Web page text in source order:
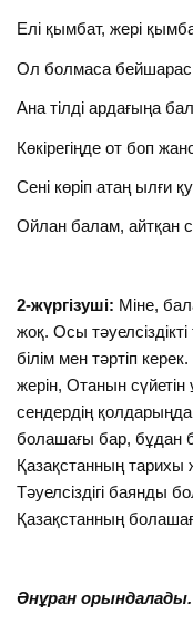
Елі қымбат, жері
Ол болмаса
Ана тілді ардағыңа
Көкірегіңде от боп
Сені көріп атаң ылғи
Ойлан балам, айтқан
2-жүргізуші: Міне,
жоқ. Осы
білім мен тәртіп
жерін, Отанын
сендердің
болашағы бар, бұдан
Қазақстанның тарихы
Тәуелсіздігі баянды
Қазақстанның
Әнұран орындалады.